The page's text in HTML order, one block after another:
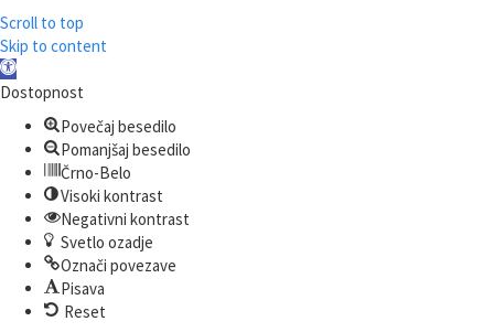
Scroll to top
Skip to content
Open
toolbar
Dostopnost
Povečaj besedilo
Pomanjšaj besedilo
Črno-Belo
Visoki kontrast
Negativni kontrast
Svetlo ozadje
Označi povezave
Pisava
Reset